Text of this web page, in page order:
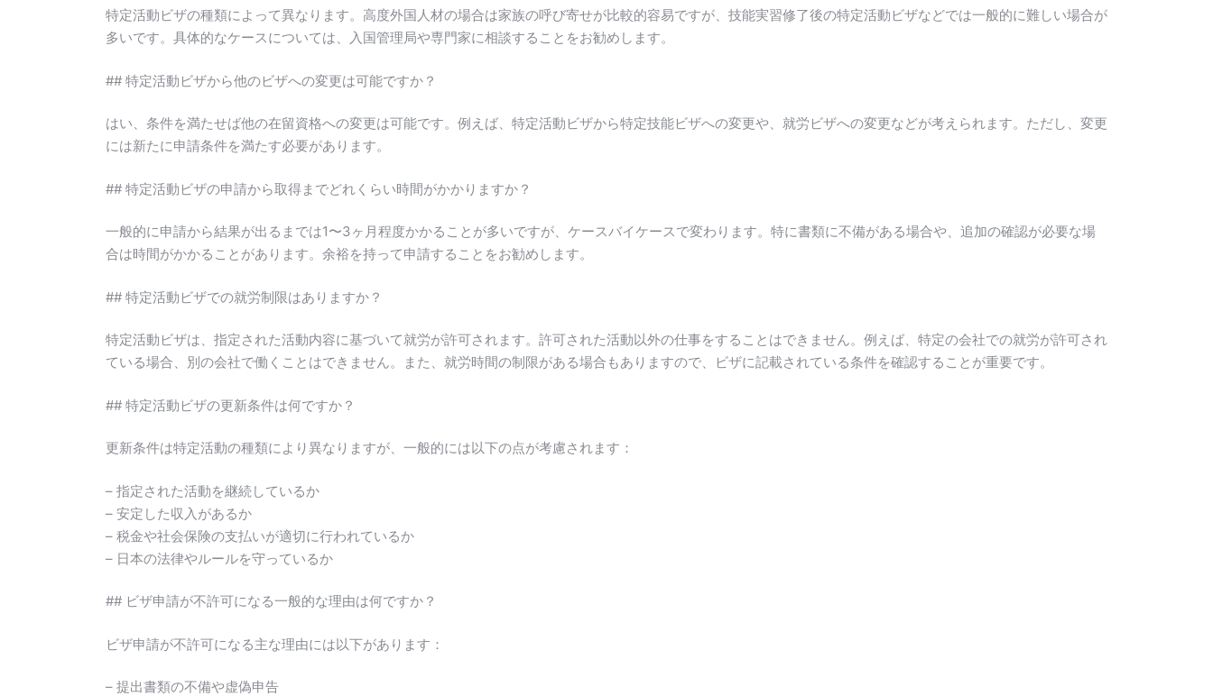
特定活動ビザの種類によって異なります。高度外国人材の場合は家族の呼び寄せが比較的容易ですが、技能実習修了後の特定活動ビザなどでは一般的に難しい場合が
多いです。具体的なケースについては、入国管理局や専門家に相談することをお勧めします。
## 特定活動ビザから他のビザへの変更は可能ですか？
はい、条件を満たせば他の在留資格への変更は可能です。例えば、特定活動ビザから特定技能ビザへの変更や、就労ビザへの変更などが考えられます。ただし、変更
には新たに申請条件を満たす必要があります。
## 特定活動ビザの申請から取得までどれくらい時間がかかりますか？
一般的に申請から結果が出るまでは1〜3ヶ月程度かかることが多いですが、ケースバイケースで変わります。特に書類に不備がある場合や、追加の確認が必要な場
合は時間がかかることがあります。余裕を持って申請することをお勧めします。
## 特定活動ビザでの就労制限はありますか？
特定活動ビザは、指定された活動内容に基づいて就労が許可されます。許可された活動以外の仕事をすることはできません。例えば、特定の会社での就労が許可され
ている場合、別の会社で働くことはできません。また、就労時間の制限がある場合もありますので、ビザに記載されている条件を確認することが重要です。
## 特定活動ビザの更新条件は何ですか？
更新条件は特定活動の種類により異なりますが、一般的には以下の点が考慮されます：
– 指定された活動を継続しているか
– 安定した収入があるか
– 税金や社会保険の支払いが適切に行われているか
– 日本の法律やルールを守っているか
## ビザ申請が不許可になる一般的な理由は何ですか？
ビザ申請が不許可になる主な理由には以下があります：
– 提出書類の不備や虚偽申告